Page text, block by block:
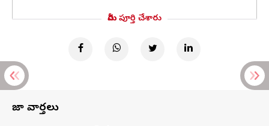
మీరు పూర్తి చేశారు
తాజా వార్తలు